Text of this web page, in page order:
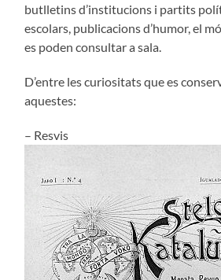
butlletins d’institucions i partits
escolars, publicacions d’humor, el
es poden consultar a sala.
D’entre les curiositats que es
aquestes:
– Resvis